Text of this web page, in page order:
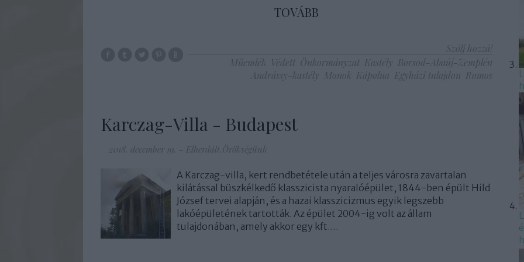
TOVÁBB
Szólj hozzá!
Műemlék
Védett Önkormányzat Kastély Borsod-Abaúj-Zemplén
Andrássy-kastély
Monok Kápolna Egyházi tulajdon Romos
Karczag-Villa - Budapest
2018. december 19. Elherdált.Örökségünk
A Karczag-villa, kert rendbetétele után a teljes városra zavartalan
kilátással büszkélkedő klasszicista nyaralóépület, 1844-ben épült Hild
József tervei alapján, és a hazai klasszicizmus egyik legszebb
lakóépületének tartották. Az épület 2004-ig volt az állam
tulajdonában, amely akkor egy kft.…